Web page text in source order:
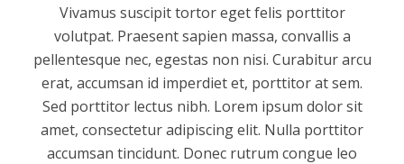
Vivamus suscipit tortor eget felis porttitor
volutpat. Praesent sapien massa, convallis a
pellentesque nec, egestas non nisi. Curabitur arcu
erat, accumsan id imperdiet et, porttitor at sem.
Sed porttitor lectus nibh. Lorem ipsum dolor sit
amet, consectetur adipiscing elit. Nulla porttitor
accumsan tincidunt. Donec rutrum congue leo